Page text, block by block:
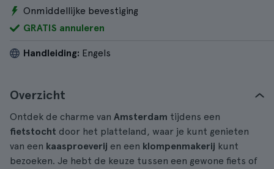
Onmiddellijke bevestiging
GRATIS annuleren
Handleiding: Engels
Overzicht
Ontdek de charme van Amsterdam tijdens een
fietstocht door het platteland, waar je kunt genieten
van een kaasproeverij en een klompenmakerij kunt
bezoeken. Je hebt de keuze tussen een gewone fiets of